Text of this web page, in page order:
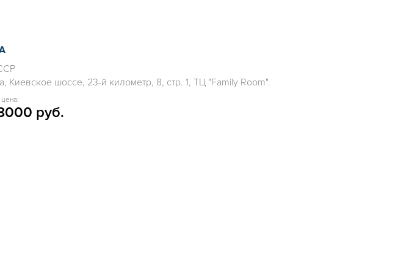
Киевское шоссе, 23-й километр, 8, стр. 1, ТЦ "Family Room".
руб.